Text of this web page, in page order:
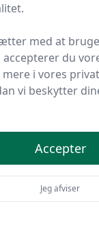
Sundhed
alkohol
med at
accepterer du
mere i vores
vi beskytter
Accepter
Jeg afviser